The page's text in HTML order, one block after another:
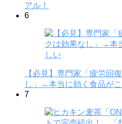
アル！
6
【必見】専門家「疲労回
し」→本当に効く食品が
7